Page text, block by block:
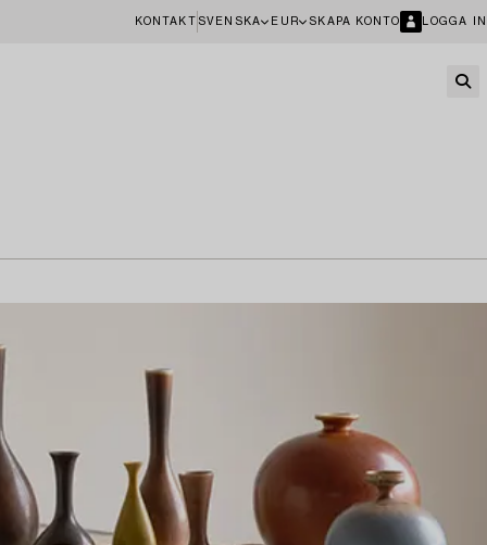
KONTAKT SVENSKA EUR SKAPA KONTO LOGGA IN